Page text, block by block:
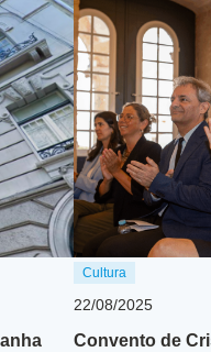
Cultura
22/08/2025
Convento de